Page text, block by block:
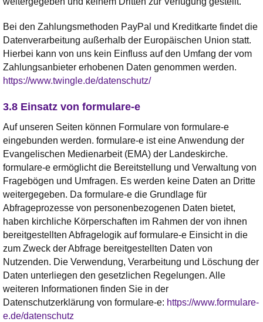
Bei den Zahlungsmethoden PayPal und Kreditkarte findet die
Datenverarbeitung außerhalb der Europäischen Union statt.
Hierbei kann von uns kein Einfluss auf den Umfang der vom
Zahlungsanbieter erhobenen Daten genommen werden.
https://www.twingle.de/datenschutz/
3.8 Einsatz von formulare-e
Auf unseren Seiten können Formulare von formulare-e
eingebunden werden. formulare-e ist eine Anwendung der
Evangelischen Medienarbeit (EMA) der Landeskirche.
formulare-e ermöglicht die Bereitstellung und Verwaltung von
Fragebögen und Umfragen. Es werden keine Daten an Dritte
weitergegeben. Da formulare-e die Grundlage für
Abfrageprozesse von personenbezogenen Daten bietet,
haben kirchliche Körperschaften im Rahmen der von ihnen
bereitgestellten Abfragelogik auf formulare-e Einsicht in die
zum Zweck der Abfrage bereitgestellten Daten von
Nutzenden. Die Verwendung, Verarbeitung und Löschung der
Daten unterliegen den gesetzlichen Regelungen. Alle
weiteren Informationen finden Sie in der
Datenschutzerklärung von formulare-e: https://www.formulare-
e.de/datenschutz